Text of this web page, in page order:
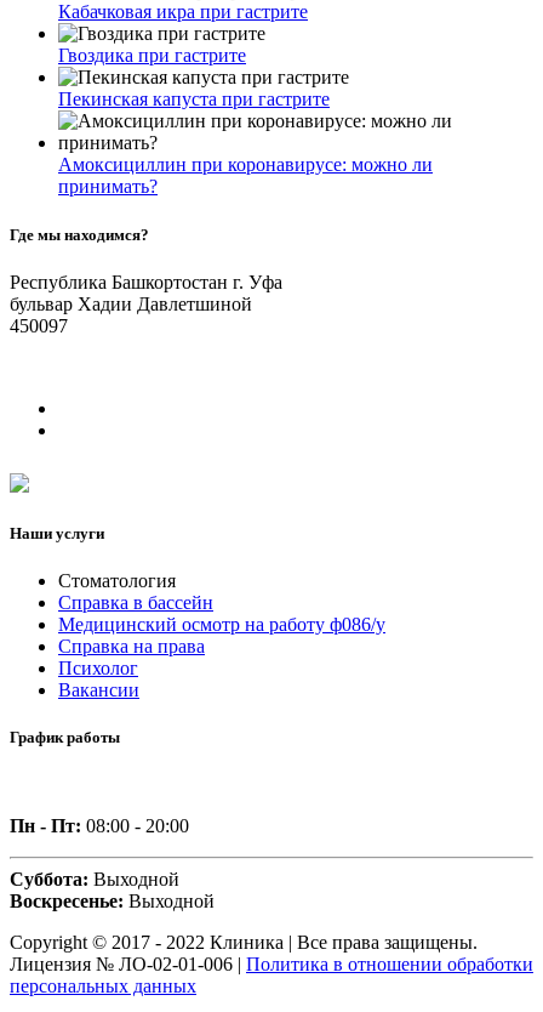
Кабачковая икра при гастрите
Гвоздика при гастрите
Пекинская капуста при гастрите
Амоксициллин при коронавирусе: можно ли
принимать?
Где мы находимся?
Республика Башкортостан г. Уфа
бульвар Хадии Давлетшиной
450097
Наши услуги
Стоматология
Справка в бассейн
Медицинский осмотр на работу ф086/у
Справка на права
Психолог
Вакансии
График работы
Пн - Пт: 08:00 - 20:00
Суббота: Выходной
Воскресенье: Выходной
Copyright © 2017 - 2022 Клиника | Все права защищены.
Лицензия № ЛО-02-01-006 | Политика в отношении обработки
персональных данных